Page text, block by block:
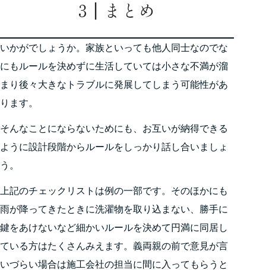
3┃まとめ
いかがでしょうか。家族といっても他人同士なのでな
にもルールを決めずに生活していては小さな不満が溜
まり後々大きなトラブルに発展してしまう可能性があ
ります。
そんなことにならないためにも、お互いが納得できる
ように設計段階からルールをしっかり話し合いましょ
う。
上記のチェックリストは例の一部です。そのほかにも
雨が降ってきたときに洗濯物を取り込まない、勝手に
鍵をあけないなど細かいルールを決めて円満に同居し
ている方はたくさんみえます。義両親の前で意見が言
いづらい場合は施工会社の担当に間に入ってもらうと